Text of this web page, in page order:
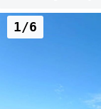
1/6